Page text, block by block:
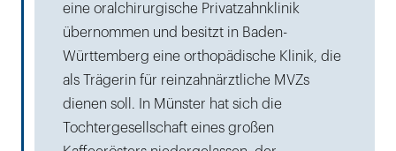
eine oralchirurgische Privatzahnklinik
übernommen und besitzt in Baden-
Württemberg eine orthopädische Klinik, die
als Trägerin für reinzahnärztliche MVZs
dienen soll. In Münster hat sich die
Tochtergesellschaft eines großen